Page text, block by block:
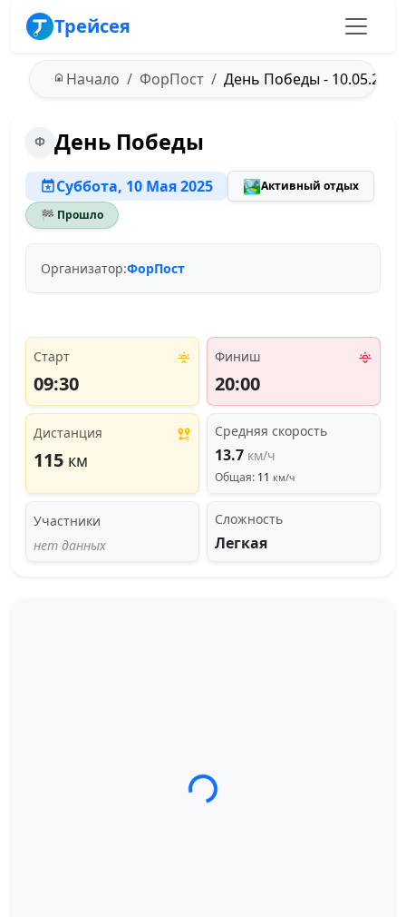
Трейсея
Начало ФорПост День Победы - 10.05.2025
Ф День Победы
Суббота, 10 Мая 2025 🏞️Активный отдых
🏁 Прошло
Организатор:ФорПост
Старт
09:30
Финиш
20:00
Дистанция
115 км
Средняя скорость
13.7 км/ч
Общая: 11 км/ч
Участники
нет данных
Сложность
Легкая
Загрузка трека...